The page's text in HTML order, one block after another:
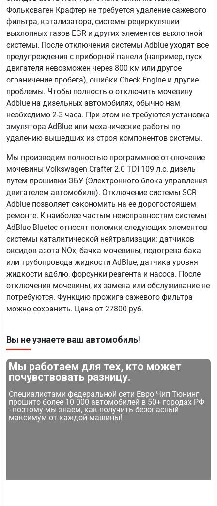
Фольксваген Крафтер не требуется удаление сажевого
фильтра, катализатора, системы рециркуляции
выхлопных газов EGR и других элементов выхлопной
системы. После отключения системы Adblue уходят все
предупреждения с приборной панели (например, пуск
двигателя невозможен через 800 км или другое
ограничение пробега), ошибки Check Engine и другие
проблемы. Чтобы полностью отключить мочевину
Adblue на дизельных автомобилях, обычно нам
необходимо 2-3 часа. При этом не требуются установка
эмулятора AdBlue или механические работы по
удалению вышедших из строя компонентов системы.
Мы производим полностью программное отключение
мочевины Volkswagen Crafter 2.0 TDI 109 л.с. дизель
путем прошивки ЭБУ (Электронного блока управления
двигателем автомобиля). Отключение системы SCR
Adblue позволяет сэкономить на ее дорогостоящем
ремонте. К наиболее частым неисправностям системы
AdBlue Bluetec относят поломки следующих элементов
системы каталитической нейтрализации: датчиков
оксидов азота NOx, бачка мочевины, подогрева бака
или трубопровода жидкости AdBlue, датчика уровня
жидкости адблю, форсунки реагента и насоса. После
отключения мочевины, их замена или обслуживание не
потребуются. Функцию прожига сажевого фильтра
можно сохранить. Цена от 27800 руб.
Вы не узнаете ваш автомобиль!
Мы работаем для тех, кто может
почувствовать разницу.
Специалистами федеральной сети Евро Чип Тюнинг
прошито более 10 000 автомобилей в 50+ городах РФ
- поэтому мы знаем, как получить безопасный
максимум от каждой машины!